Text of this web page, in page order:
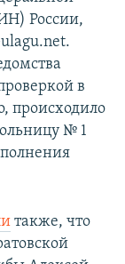
России,
в
происходило
№ 1
также, что